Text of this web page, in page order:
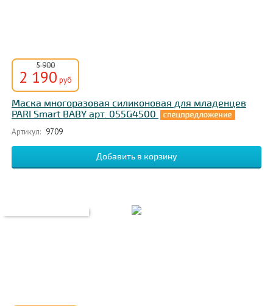
5 900
2 190 руб
Маска многоразовая силиконовая для младенцев
PARI Smart BABY арт. 055G4500
Артикул: 9709